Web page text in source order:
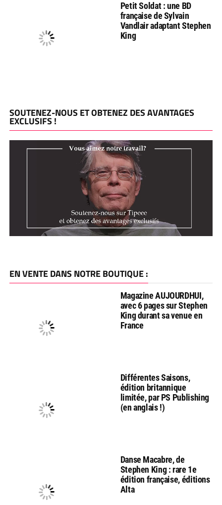
Petit Soldat : une BD
française de Sylvain
Vandlair adaptant Stephen
King
SOUTENEZ-NOUS ET OBTENEZ DES AVANTAGES
EXCLUSIFS !
EN VENTE DANS NOTRE BOUTIQUE :
Magazine AUJOURDHUI,
avec 6 pages sur Stephen
King durant sa venue en
France
Différentes Saisons,
édition britannique
limitée, par PS Publishing
(en anglais !)
Danse Macabre, de
Stephen King : rare 1e
édition française, éditions
Alta